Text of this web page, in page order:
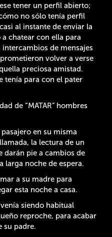
tener un perfil abierto;
no sólo tenía perfil
al instante de enviar la
chatear con ella para
de mensajes
volver a verse
preciosa amistad.
tenía para con el pater
de “MATAR” hombres
en su misma
la lectura de un
darán pie a cambios de
larga noche de espera.
a su madre para
esta noche a casa.
siendo habitual
reproche, para acabar
su padre.